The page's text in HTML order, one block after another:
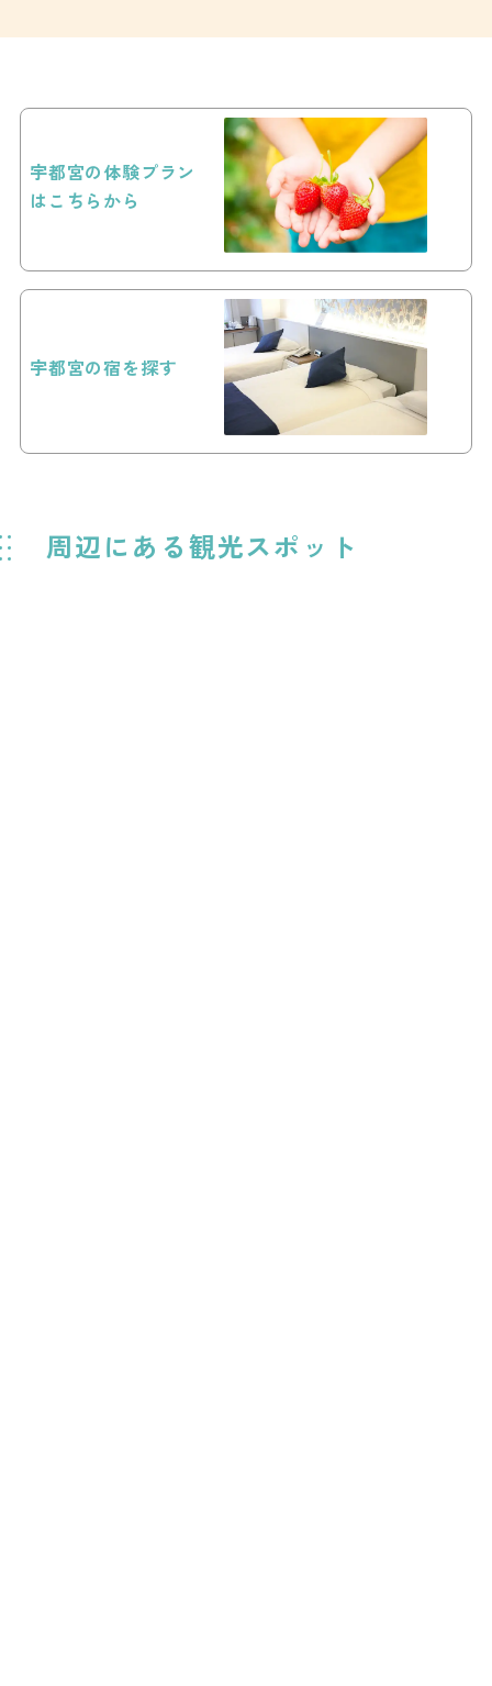
宇都宮の体験プラン
はこちらから
宇都宮の宿を探す
周辺にある観光スポット